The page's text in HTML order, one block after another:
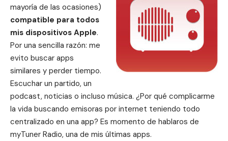
mayoría de las ocasiones)
compatible para todos
mis dispositivos Apple.
Por una sencilla razón: me
evito buscar apps
similares y perder tiempo.
Escuchar un partido, un
podcast, noticias o incluso música. ¿Por qué complicarme
la vida buscando emisoras por internet teniendo todo
centralizado en una app? Es momento de hablaros de
myTuner Radio, una de mis últimas apps.